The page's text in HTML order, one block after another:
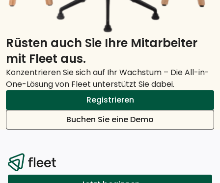
Rüsten auch Sie Ihre Mitarbeiter
mit Fleet aus.
Konzentrieren Sie sich auf Ihr Wachstum – Die All-in-
One-Lösung von Fleet unterstützt Sie dabei.
Registrieren
Buchen Sie eine Demo